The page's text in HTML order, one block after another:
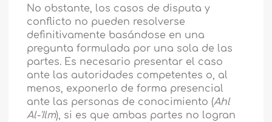
No obstante, los casos de disputa y
conflicto no pueden resolverse
definitivamente basándose en una
pregunta formulada por una sola de las
partes. Es necesario presentar el caso
ante las autoridades competentes o, al
menos, exponerlo de forma presencial
ante las personas de conocimiento (Ahl
Al-'Ilm), si es que ambas partes no logran